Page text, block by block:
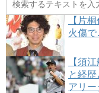
【片
火傷
【須
と経
アリ